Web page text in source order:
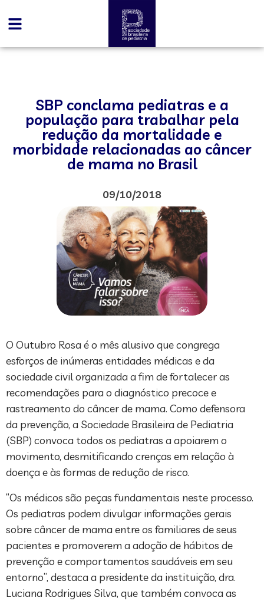
SBP conclama pediatras e a
população para trabalhar pela
redução da mortalidade e
morbidade relacionadas ao câncer
de mama no Brasil
09/10/2018
O Outubro Rosa é o mês alusivo que congrega
esforços de inúmeras entidades médicas e da
sociedade civil organizada a fim de fortalecer as
recomendações para o diagnóstico precoce e
rastreamento do câncer de mama. Como defensora
da prevenção, a Sociedade Brasileira de Pediatria
(SBP) convoca todos os pediatras a apoiarem o
movimento, desmitificando crenças em relação à
doença e às formas de redução de risco.
“Os médicos são peças fundamentais neste processo.
Os pediatras podem divulgar informações gerais
sobre câncer de mama entre os familiares de seus
pacientes e promoverem a adoção de hábitos de
prevenção e comportamentos saudáveis em seu
entorno”, destaca a presidente da instituição, dra.
Luciana Rodrigues Silva, que também convoca as